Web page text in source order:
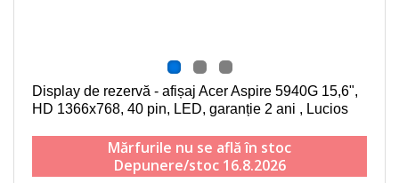
Display de rezervă - afișaj Acer Aspire 5940G 15,6",
HD 1366x768, 40 pin, LED, garanție 2 ani , Lucios
Mărfurile nu se află în stoc
Depunere/stoc 16.8.2026